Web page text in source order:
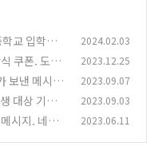
교 입학준
2024.02.03
쿠폰. 도대
2023.12.25
보낸 메시지 2023.09.07
대상 기승!
2023.09.03
시지. 네이
2023.06.11